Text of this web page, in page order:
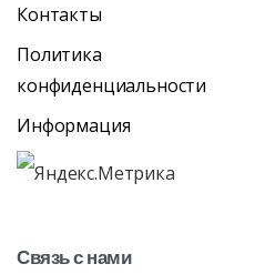
Контакты
Политика
конфиденциальности
Информация
Связьснами